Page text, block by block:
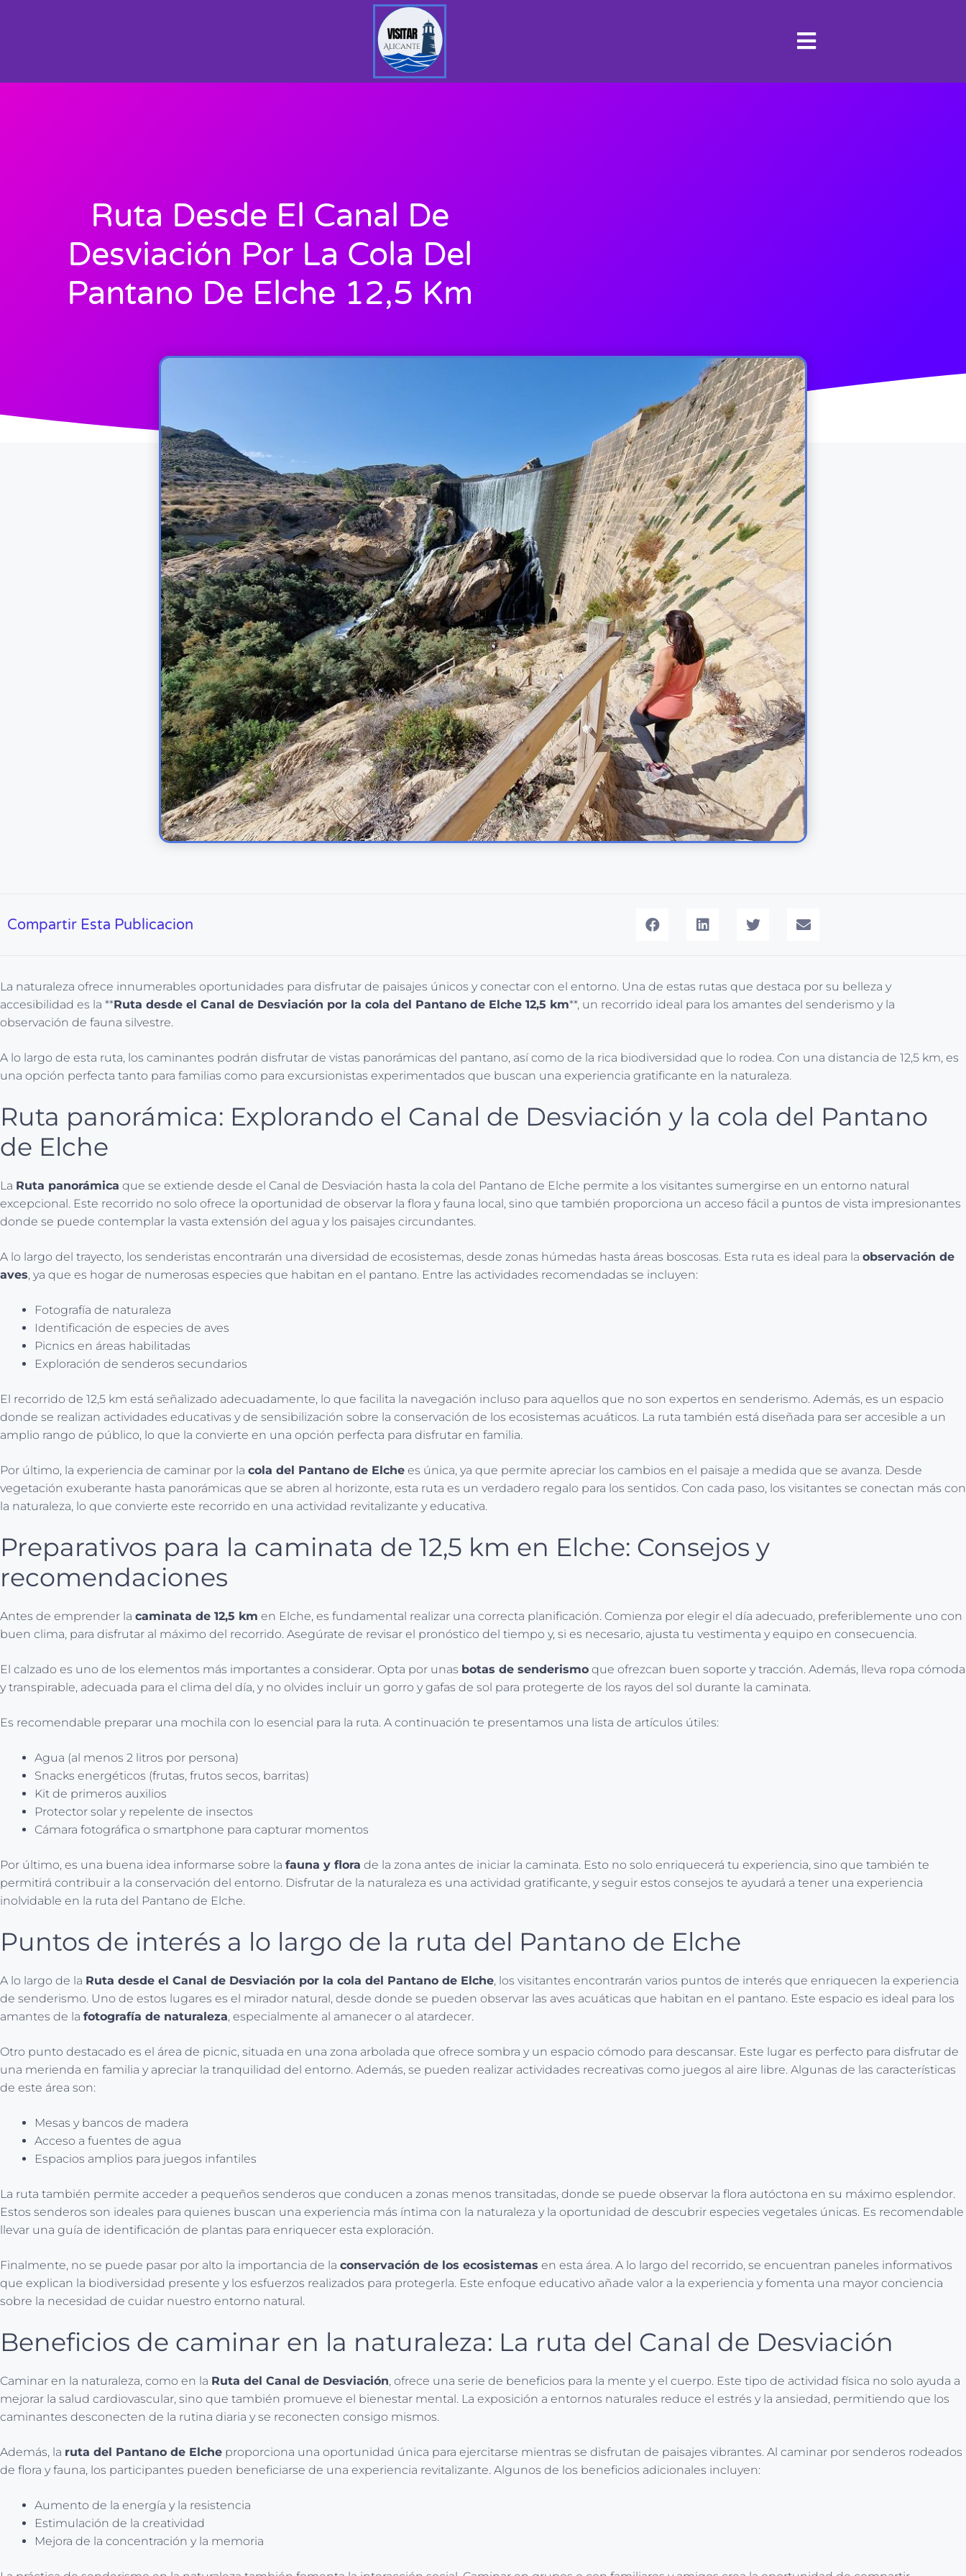
Ruta Desde El Canal De
Desviación Por La Cola Del
Pantano De Elche 12,5 Km
Compartir Esta Publicacion
La naturaleza ofrece innumerables oportunidades para disfrutar de paisajes únicos y conectar con el entorno. Una de estas rutas que destaca por su belleza y
accesibilidad es la **Ruta desde el Canal de Desviación por la cola del Pantano de Elche 12,5 km**, un recorrido ideal para los amantes del senderismo y la
observación de fauna silvestre.
A lo largo de esta ruta, los caminantes podrán disfrutar de vistas panorámicas del pantano, así como de la rica biodiversidad que lo rodea. Con una distancia de 12,5 km, es
una opción perfecta tanto para familias como para excursionistas experimentados que buscan una experiencia gratificante en la naturaleza.
Ruta panorámica: Explorando el Canal de Desviación y la cola del Pantano
de Elche
La Ruta panorámica que se extiende desde el Canal de Desviación hasta la cola del Pantano de Elche permite a los visitantes sumergirse en un entorno natural
excepcional. Este recorrido no solo ofrece la oportunidad de observar la flora y fauna local, sino que también proporciona un acceso fácil a puntos de vista impresionantes
donde se puede contemplar la vasta extensión del agua y los paisajes circundantes.
A lo largo del trayecto, los senderistas encontrarán una diversidad de ecosistemas, desde zonas húmedas hasta áreas boscosas. Esta ruta es ideal para la observación de
aves, ya que es hogar de numerosas especies que habitan en el pantano. Entre las actividades recomendadas se incluyen:
Fotografía de naturaleza
Identificación de especies de aves
Picnics en áreas habilitadas
Exploración de senderos secundarios
El recorrido de 12,5 km está señalizado adecuadamente, lo que facilita la navegación incluso para aquellos que no son expertos en senderismo. Además, es un espacio
donde se realizan actividades educativas y de sensibilización sobre la conservación de los ecosistemas acuáticos. La ruta también está diseñada para ser accesible a un
amplio rango de público, lo que la convierte en una opción perfecta para disfrutar en familia.
Por último, la experiencia de caminar por la cola del Pantano de Elche es única, ya que permite apreciar los cambios en el paisaje a medida que se avanza. Desde
vegetación exuberante hasta panorámicas que se abren al horizonte, esta ruta es un verdadero regalo para los sentidos. Con cada paso, los visitantes se conectan más con
la naturaleza, lo que convierte este recorrido en una actividad revitalizante y educativa.
Preparativos para la caminata de 12,5 km en Elche: Consejos y
recomendaciones
Antes de emprender la caminata de 12,5 km en Elche, es fundamental realizar una correcta planificación. Comienza por elegir el día adecuado, preferiblemente uno con
buen clima, para disfrutar al máximo del recorrido. Asegúrate de revisar el pronóstico del tiempo y, si es necesario, ajusta tu vestimenta y equipo en consecuencia.
El calzado es uno de los elementos más importantes a considerar. Opta por unas botas de senderismo que ofrezcan buen soporte y tracción. Además, lleva ropa cómoda
y transpirable, adecuada para el clima del día, y no olvides incluir un gorro y gafas de sol para protegerte de los rayos del sol durante la caminata.
Es recomendable preparar una mochila con lo esencial para la ruta. A continuación te presentamos una lista de artículos útiles:
Agua (al menos 2 litros por persona)
Snacks energéticos (frutas, frutos secos, barritas)
Kit de primeros auxilios
Protector solar y repelente de insectos
Cámara fotográfica o smartphone para capturar momentos
Por último, es una buena idea informarse sobre la fauna y flora de la zona antes de iniciar la caminata. Esto no solo enriquecerá tu experiencia, sino que también te
permitirá contribuir a la conservación del entorno. Disfrutar de la naturaleza es una actividad gratificante, y seguir estos consejos te ayudará a tener una experiencia
inolvidable en la ruta del Pantano de Elche.
Puntos de interés a lo largo de la ruta del Pantano de Elche
A lo largo de la Ruta desde el Canal de Desviación por la cola del Pantano de Elche, los visitantes encontrarán varios puntos de interés que enriquecen la experiencia
de senderismo. Uno de estos lugares es el mirador natural, desde donde se pueden observar las aves acuáticas que habitan en el pantano. Este espacio es ideal para los
amantes de la fotografía de naturaleza, especialmente al amanecer o al atardecer.
Otro punto destacado es el área de picnic, situada en una zona arbolada que ofrece sombra y un espacio cómodo para descansar. Este lugar es perfecto para disfrutar de
una merienda en familia y apreciar la tranquilidad del entorno. Además, se pueden realizar actividades recreativas como juegos al aire libre. Algunas de las características
de este área son:
Mesas y bancos de madera
Acceso a fuentes de agua
Espacios amplios para juegos infantiles
La ruta también permite acceder a pequeños senderos que conducen a zonas menos transitadas, donde se puede observar la flora autóctona en su máximo esplendor.
Estos senderos son ideales para quienes buscan una experiencia más íntima con la naturaleza y la oportunidad de descubrir especies vegetales únicas. Es recomendable
llevar una guía de identificación de plantas para enriquecer esta exploración.
Finalmente, no se puede pasar por alto la importancia de la conservación de los ecosistemas en esta área. A lo largo del recorrido, se encuentran paneles informativos
que explican la biodiversidad presente y los esfuerzos realizados para protegerla. Este enfoque educativo añade valor a la experiencia y fomenta una mayor conciencia
sobre la necesidad de cuidar nuestro entorno natural.
Beneficios de caminar en la naturaleza: La ruta del Canal de Desviación
Caminar en la naturaleza, como en la Ruta del Canal de Desviación, ofrece una serie de beneficios para la mente y el cuerpo. Este tipo de actividad física no solo ayuda a
mejorar la salud cardiovascular, sino que también promueve el bienestar mental. La exposición a entornos naturales reduce el estrés y la ansiedad, permitiendo que los
caminantes desconecten de la rutina diaria y se reconecten consigo mismos.
Además, la ruta del Pantano de Elche proporciona una oportunidad única para ejercitarse mientras se disfrutan de paisajes vibrantes. Al caminar por senderos rodeados
de flora y fauna, los participantes pueden beneficiarse de una experiencia revitalizante. Algunos de los beneficios adicionales incluyen:
Aumento de la energía y la resistencia
Estimulación de la creatividad
Mejora de la concentración y la memoria